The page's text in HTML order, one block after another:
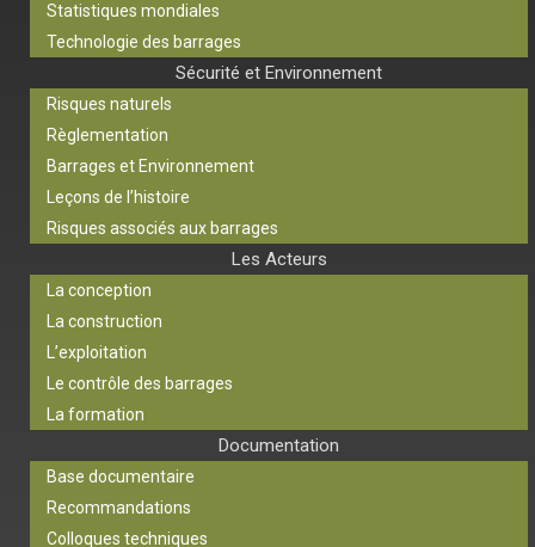
Statistiques mondiales
Technologie des barrages
Sécurité et Environnement
Risques naturels
Règlementation
Barrages et Environnement
Leçons de l’histoire
Risques associés aux barrages
Les Acteurs
La conception
La construction
L’exploitation
Le contrôle des barrages
La formation
Documentation
Base documentaire
Recommandations
Colloques techniques